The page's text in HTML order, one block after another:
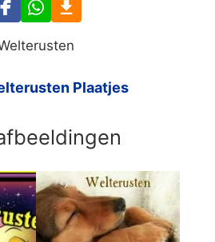
Plaatjes